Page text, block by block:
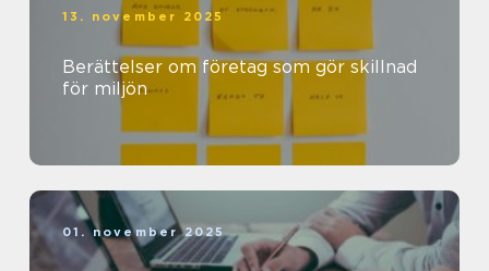
13. november 2025
Berättelser om företag som gör skillnad
för miljön
01. november 2025